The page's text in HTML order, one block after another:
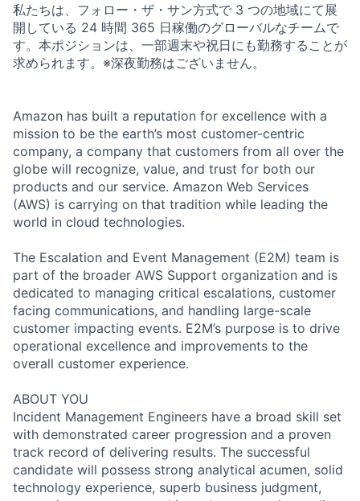
私たちは、フォロー・ザ・サン方式で 3 つの地域にて展
開している 24 時間 365 日稼働のグローバルなチームで
す。本ポジションは、一部週末や祝日にも勤務することが
求められます。※深夜勤務はございません。
Amazon has built a reputation for excellence with a
mission to be the earth’s most customer-centric
company, a company that customers from all over the
globe will recognize, value, and trust for both our
products and our service. Amazon Web Services
(AWS) is carrying on that tradition while leading the
world in cloud technologies.
The Escalation and Event Management (E2M) team is
part of the broader AWS Support organization and is
dedicated to managing critical escalations, customer
facing communications, and handling large-scale
customer impacting events. E2M’s purpose is to drive
operational excellence and improvements to the
overall customer experience.
ABOUT YOU
Incident Management Engineers have a broad skill set
with demonstrated career progression and a proven
track record of delivering results. The successful
candidate will possess strong analytical acumen, solid
technology experience, superb business judgment,